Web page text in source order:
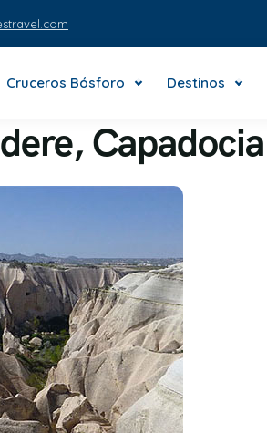
Cruceros Bósforo Destinos
Capadocia